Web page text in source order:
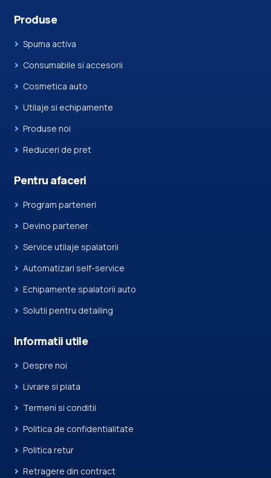
Produse
Spuma activa
Consumabile si accesorii
Cosmetica auto
Utilaje si echipamente
Produse noi
Reduceri de pret
Pentru afaceri
Program parteneri
Devino partener
Service utilaje spalatorii
Automatizari self-service
Echipamente spalatorii auto
Solutii pentru detailing
Informatii utile
Despre noi
Livrare si plata
Termeni si conditii
Politica de confidentialitate
Politica retur
Retragere din contract